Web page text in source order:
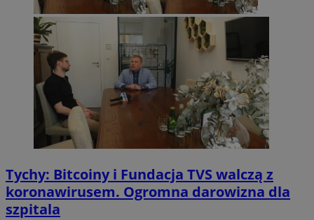
Tychy: Bitcoiny i Fundacja TVS walczą z
koronawirusem. Ogromna darowizna dla
szpitala